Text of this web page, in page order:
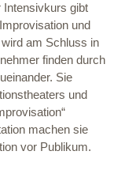
Intensivkurs gibt
und
am Schluss in
finden durch
Sie
und
machen sie
vor Publikum.